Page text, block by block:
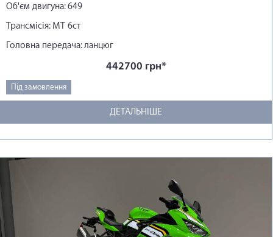
Об'єм двигуна: 649
Трансмісія: МТ 6ст
Головна передача: ланцюг
442700 грн*
Під замовлення
ДЕТАЛЬНІШЕ